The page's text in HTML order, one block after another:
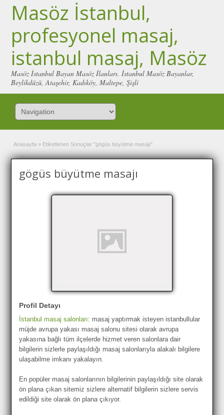
Masöz İstanbul,
profesyonel masaj,
istanbul masaj, Masöz
Masöz İstanbul Bayan Masöz İlanları. İstanbul Masöz Bayanlar,
Beylikdüzü, Ataşehir, Kadıköy, Maltepe, Şişli
Anasayfa » Etiketlenen Sonuçlar "gögüs büyütme masajı"
gögüs büyütme masajı
Profil Detayı
İstanbul masaj salonları: masaj yaptırmak isteyen istanbullular
müjde avrupa yakası masaj salonu sitesi olarak avrupa
yakasına bağlı tüm ilçelerde hizmet veren salonlara dair
bilgilerin sizlerle paylaşıldığı masaj salonlarıyla alakalı bilgilere
ulaşabilme imkanı yakalayın.
En popüler masaj salonlarının bilgilerinin paylaşıldığı site olarak
ön plana çıkan sitemiz sizlere alternatif bilgilerin sizlere servis
edildiği site olarak ön plana çıkıyor.